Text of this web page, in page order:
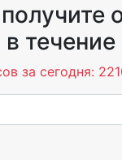
течение
за сегодня: